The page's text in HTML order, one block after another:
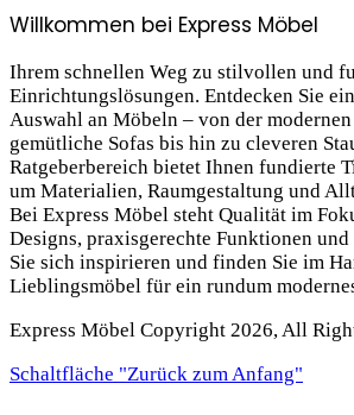
Willkommen bei Express Möbel
Ihrem schnellen Weg zu stilvollen und
Einrichtungslösungen. Entdecken Sie
Auswahl an Möbeln – von der
gemütliche Sofas bis hin zu cleveren
Ratgeberbereich bietet Ihnen fundierte
um Materialien, Raumgestaltung und
Bei Express Möbel steht Qualität im
Designs, praxis­gerechte Funktionen und
Sie sich inspirieren und finden Sie im
Lieblings­möbel für ein rundum
Express Möbel Copyright 2026, All
Schaltfläche "Zurück zum Anfang"